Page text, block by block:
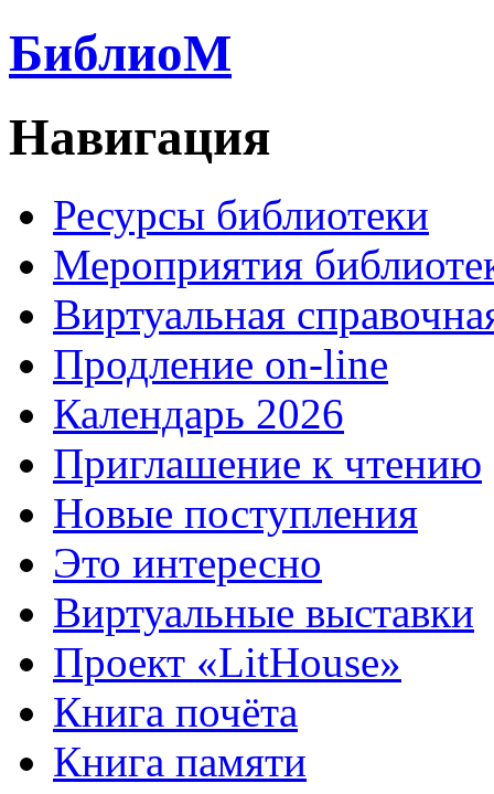
БиблиоМ
Навигация
Ресурсы библиотеки
Мероприятия
Виртуальная
Продление on-line
Календарь 2026
Приглашение к чтению
Новые поступления
Это интересно
Виртуальные выставки
Проект «LitHouse»
Книга почёта
Книга памяти